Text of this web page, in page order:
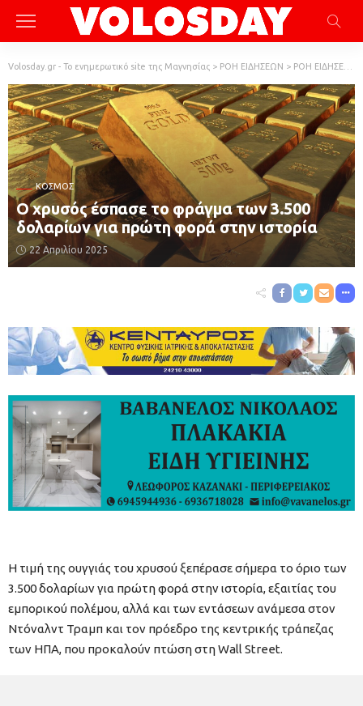
Volosday.gr - Το ενημερωτικό site της Μαγνησίας > ΡΟΗ ΕΙΔΗΣΕΩΝ > ΡΟΗ ΕΙΔΗΣΕΩΝ
ΚΌΣΜΟΣ
Ο χρυσός έσπασε το φράγμα των 3.500
δολαρίων για πρώτη φορά στην ιστορία
22 Απριλίου 2025
Η τιμή της ουγγιάς του χρυσού ξεπέρασε σήμερα το όριο των
3.500 δολαρίων για πρώτη φορά στην ιστορία, εξαιτίας του
εμπορικού πολέμου, αλλά και των εντάσεων ανάμεσα στον
Ντόναλντ Τραμπ και τον πρόεδρο της κεντρικής τράπεζας
των ΗΠΑ, που προκαλούν πτώση στη Wall Street.